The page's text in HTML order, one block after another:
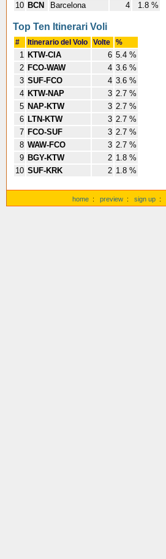
10 BCN Barcelona 4 1.8 %
Top Ten Itinerari Voli
# Itinerario del Volo Volte %
1 KTW-CIA 6 5.4 %
2 FCO-WAW 4 3.6 %
3 SUF-FCO 4 3.6 %
4 KTW-NAP 3 2.7 %
5 NAP-KTW 3 2.7 %
6 LTN-KTW 3 2.7 %
7 FCO-SUF 3 2.7 %
8 WAW-FCO 3 2.7 %
9 BGY-KTW 2 1.8 %
10 SUF-KRK 2 1.8 %
home : preview : sign up :